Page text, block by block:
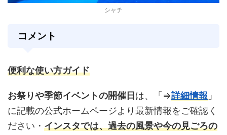
シャチ
コメント
便利な使い方ガイド
お祭りや季節イベントの開催日 は、「⇒詳細情報 」
に記載の公式ホームページより最新情報をご確認く
ださい・ インスタでは、過去の風景や今の見ごろの